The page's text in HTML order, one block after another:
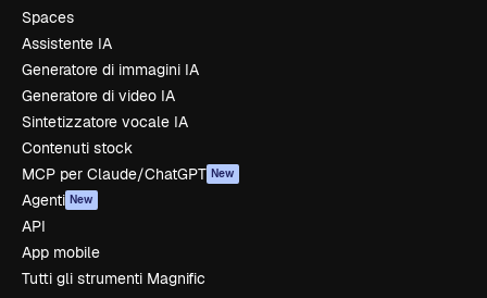
Spaces
Assistente IA
Generatore di immagini IA
Generatore di video IA
Sintetizzatore vocale IA
Contenuti stock
MCP per Claude/ChatGPT New
Agenti New
API
App mobile
Tutti gli strumenti Magnific